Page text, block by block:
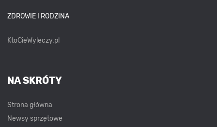
ZDROWIE I RODZINA
KtoCieWyleczy.pl
NA SKRÓTY
Strona główna
Newsy sprzętowe